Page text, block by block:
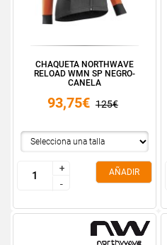
CHAQUETA NORTHWAVE
RELOAD WMN SP NEGRO-
CANELA
93,75€ 125€
+
-
+
-
AÑADIR